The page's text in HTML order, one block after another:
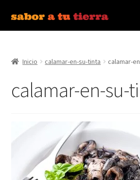
Ir
a
Ir
al
Bebidas
Caldos, Salsas y Condimentos
Conservas y Platos Preparados
Inicio calamar-en-su-tinta calamar-
calamar-en-su-